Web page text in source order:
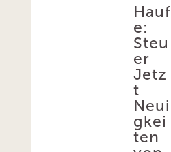
Hauf
e:
Steu
er
Jetz
t
Neui
gkei
ten